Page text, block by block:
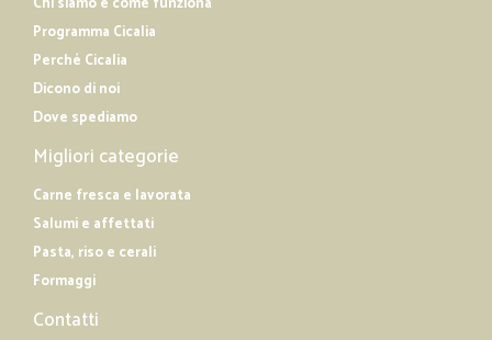
Programma Cicalia
Perché Cicalia
Dicono di noi
Dove spediamo
Migliori categorie
Carne fresca e lavorata
Salumi e affettati
Pasta, riso e cerali
Formaggi
Contatti